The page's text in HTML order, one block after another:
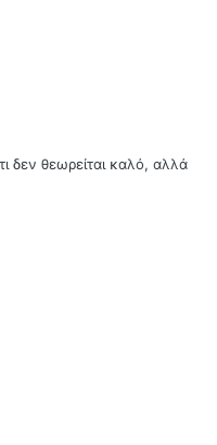
δεν θεωρείται καλό, αλλά